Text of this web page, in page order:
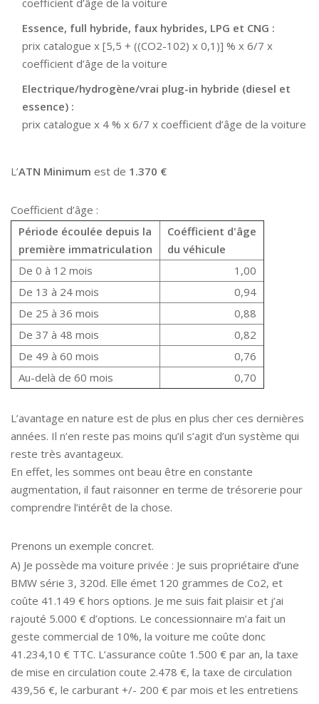
coefficient d’âge de la voiture
Essence, full hybride, faux hybrides, LPG et CNG :
prix catalogue x [5,5 + ((CO2-102) x 0,1)] % x 6/7 x
coefficient d’âge de la voiture
Electrique/hydrogène/vrai plug-in hybride (diesel et
essence) :
prix catalogue x 4 % x 6/7 x coefficient d’âge de la voiture
L’ATN Minimum est de 1.370 €
Coefficient d’âge :
Période écoulée depuis la
première immatriculation
Coéfficient d'âge
du véhicule
De 0 à 12 mois
1,00
De 13 à 24 mois
0,94
De 25 à 36 mois
0,88
De 37 à 48 mois
0,82
De 49 à 60 mois
0,76
Au-delà de 60 mois
0,70
L’avantage en nature est de plus en plus cher ces dernières
années. Il n’en reste pas moins qu’il s’agit d’un système qui
reste très avantageux.
En effet, les sommes ont beau être en constante
augmentation, il faut raisonner en terme de trésorerie pour
comprendre l’intérêt de la chose.
Prenons un exemple concret.
A) Je possède ma voiture privée : Je suis propriétaire d’une
BMW série 3, 320d. Elle émet 120 grammes de Co2, et
coûte 41.149 € hors options. Je me suis fait plaisir et j’ai
rajouté 5.000 € d’options. Le concessionnaire m’a fait un
geste commercial de 10%, la voiture me coûte donc
41.234,10 € TTC. L’assurance coûte 1.500 € par an, la taxe
de mise en circulation coute 2.478 €, la taxe de circulation
439,56 €, le carburant +/- 200 € par mois et les entretiens